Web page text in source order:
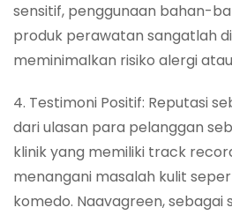
sensitif, penggunaan bahan-
produk perawatan sangatlah
meminimalkan risiko alergi
4. Testimoni Positif: Reputasi
dari ulasan para pelanggan
klinik yang memiliki track
menangani masalah kulit
komedo. Naavagreen, sebagai